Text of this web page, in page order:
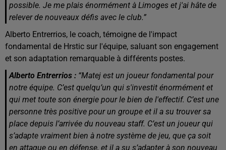
possible. Je me plais énormément à Limoges et j'ai hâte de
relever de nouveaux défis avec le club.”
Alberto Entrerrios, le coach, témoigne de l'impact
fondamental de Hrstic sur l'équipe, saluant son engagement
et son adaptation remarquable à différents postes.
Alberto Entrerrios : “Matej est un joueur fondamental pour
notre équipe. C’est quelqu’un qui s'investit énormément et
qui met toute son énergie pour le bien de l'effectif. C’est une
personne très positive pour un groupe et il a su trouver sa
place depuis l’arrivée du nouveau staff. C’est un joueur qui
s’adapte vraiment bien à notre système de jeu, que ça soit
en attaque ou en défense, et il a su s’adapter à son nouveau